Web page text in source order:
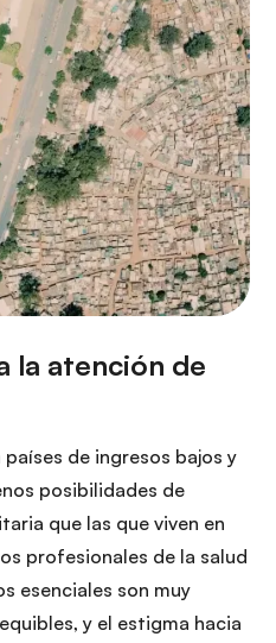
de ingresos bajos y
posibilidades de
que las que viven en
profesionales de la salud
esenciales son muy
y el estigma hacia